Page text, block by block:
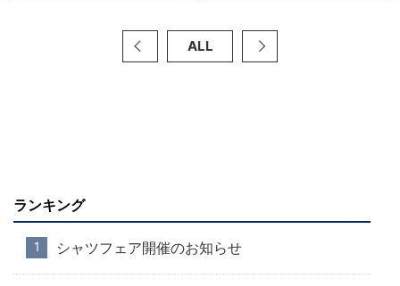
ALL
ランキング
シャツフェア開催のお知らせ